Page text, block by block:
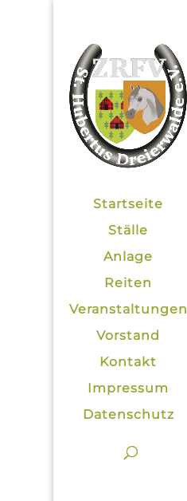
Startseite
Ställe
Anlage
Reiten
Veranstaltungen
Vorstand
Kontakt
Impressum
Datenschutz